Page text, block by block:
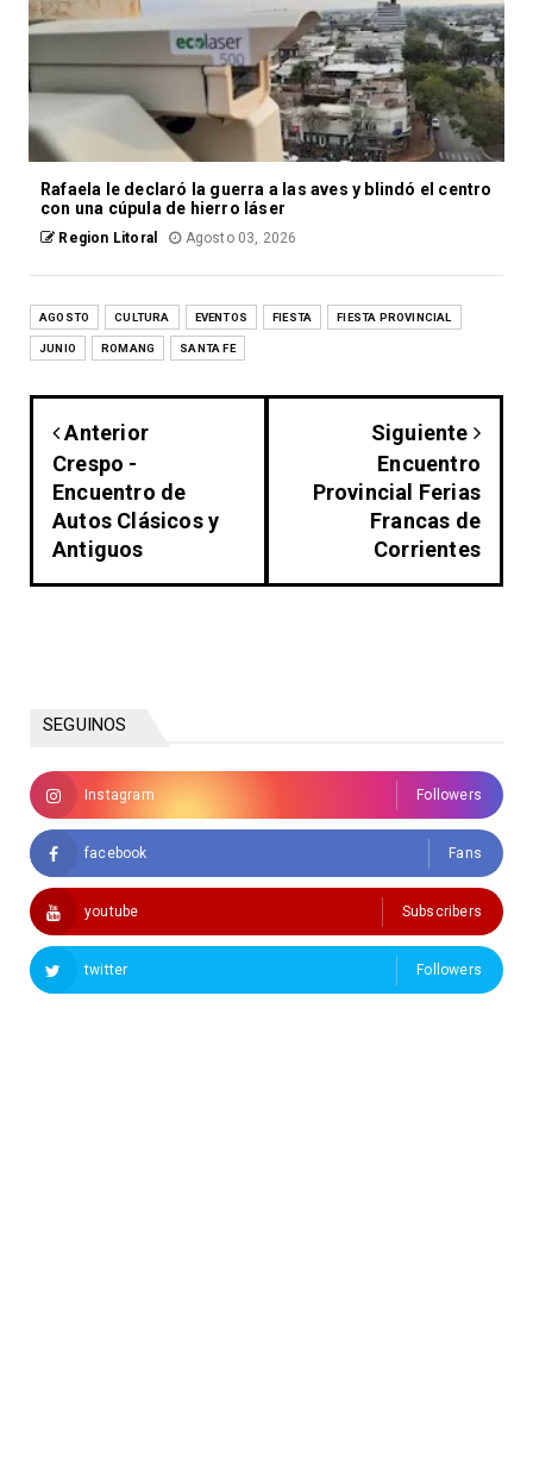
Rafaela le declaró la guerra a las aves y blindó el centro
con una cúpula de hierro láser
Region Litoral Agosto 03, 2026
AGOSTO CULTURA EVENTOS FIESTA FIESTA PROVINCIAL
JUNIO ROMANG SANTA FE
Anterior
Crespo -
Encuentro de
Autos Clásicos y
Antiguos
Siguiente
Encuentro
Provincial Ferias
Francas de
Corrientes
SEGUINOS
Instagram Followers
facebook Fans
youtube Subscribers
twitter Followers